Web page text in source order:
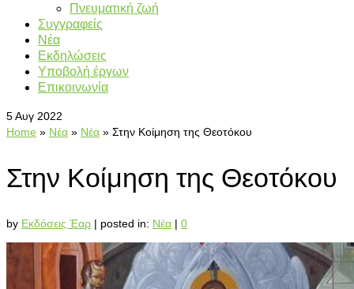
Πνευματική ζωή
Συγγραφείς
Νέα
Εκδηλώσεις
Υποβολή έργων
Επικοινωνία
5Αυγ 2022
Home » Νέα » Νέα » Στην Κοίμηση της Θεοτόκου
Στην Κοίμηση της Θεοτόκου
by Εκδόσεις Έαρ | posted in: Νέα | 0